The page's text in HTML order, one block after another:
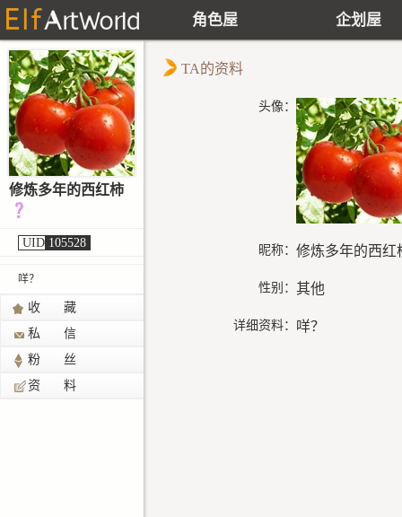
角色屋 企划屋
修炼多年的西红柿
UID 105528
咩？
收 藏
私 信
粉 丝
资 料
TA的资料
头像：
昵称： 修炼多年的西红
性别： 其他
详细资料： 咩？